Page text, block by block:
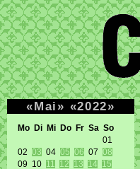
«Mai » «2022»
Mo Di Mi Do Fr Sa So
01
02 03 04 05 06 07 08
09 10 11 12 13 14
15